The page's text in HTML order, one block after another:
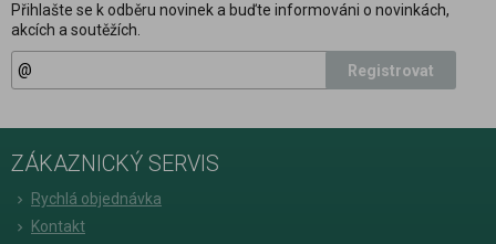
Přihlašte se k odběru novinek a buďte informováni o novinkách,
akcích a soutěžích.
Registrovat
ZÁKAZNICKÝ SERVIS
Rychlá objednávka
Kontakt